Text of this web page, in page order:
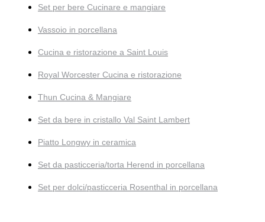
Set per bere Cucinare e mangiare
Vassoio in porcellana
Cucina e ristorazione a Saint Louis
Royal Worcester Cucina e ristorazione
Thun Cucina & Mangiare
Set da bere in cristallo Val Saint Lambert
Piatto Longwy in ceramica
Set da pasticceria/torta Herend in porcellana
Set per dolci/pasticceria Rosenthal in porcellana